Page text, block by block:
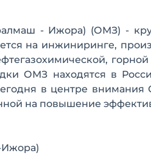
- Ижора) (ОМЗ) -
на инжиниринге,
ОМЗ находятся в
в центре
на повышение
Ижора)